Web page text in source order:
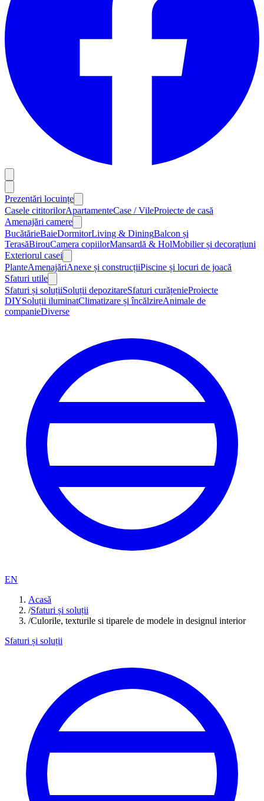
Prezentări locuințe
Casele cititorilorApartamenteCase / VileProiecte de casă
Amenajări camere
BucătărieBaieDormitorLiving & DiningBalcon și
TerasăBirouCamera copiilorMansardă & HolMobilier și decorațiuni
Exteriorul casei
PlanteAmenajăriAnexe și construcțiiPiscine și locuri de joacă
Sfaturi utile
Sfaturi și soluțiiSoluții depozitareSfaturi curățenieProiecte
DIYSoluții iluminatClimatizare și încălzireAnimale de
companieDiverse
EN
Acasă
/Sfaturi și soluții
/Culorile, texturile si tiparele de modele in designul interior
Sfaturi și soluții